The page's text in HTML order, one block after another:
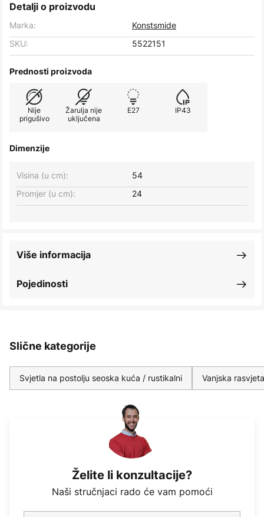
Detalji o proizvodu
Marka:
Konstsmide
SKU:
5522151
Prednosti proizvoda
Nije
prigušivo
Žarulja nije
uključena
E27 IP43
Dimenzije
Visina (u cm):
54
Promjer (u cm):
24
Pojedinosti
Više informacija
Slične kategorije
Svjetla na postolju seoska kuća / rustikalni Vanjska
Želite li konzultacije?
Naši stručnjaci rado će vam pomoći